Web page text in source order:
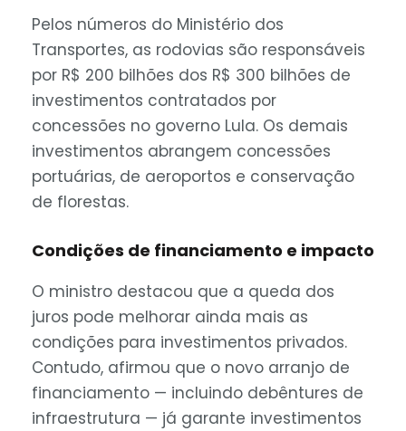
Pelos números do Ministério dos
Transportes, as rodovias são responsáveis
por R$ 200 bilhões dos R$ 300 bilhões de
investimentos contratados por
concessões no governo Lula. Os demais
investimentos abrangem concessões
portuárias, de aeroportos e conservação
de florestas.
Condições de financiamento e impacto
O ministro destacou que a queda dos
juros pode melhorar ainda mais as
condições para investimentos privados.
Contudo, afirmou que o novo arranjo de
financiamento — incluindo debêntures de
infraestrutura — já garante investimentos